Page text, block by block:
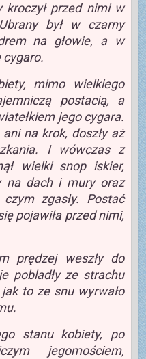
kroczył przed nimi w
był w czarny
na głowie, a w
cygaro.
mimo wielkiego
postacią, a
jego cygara.
na krok, doszły aż
I wówczas z
wielki snop iskier,
na dach i mury oraz
zgasły. Postać
pojawiła przed nimi,
prędzej weszły do
pobladły ze strachu
to ze snu wyrwało
stanu kobiety, po
jegomościem,